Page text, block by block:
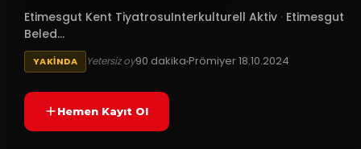
Etimesgut Kent TiyatrosuInterkulturell Aktiv · Etimesgut
Beled...
YAKINDA Yetersiz oy90 dakikaPrömiyer18.10.2024
Hemen Kayıt Ol